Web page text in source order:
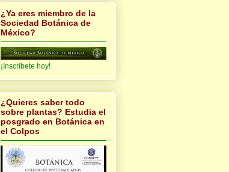
¿Ya eres miembro de la
Sociedad Botánica de
México?
¡Inscríbete hoy!
¿Quieres saber todo
sobre plantas? Estudia el
posgrado en Botánica en
el Colpos